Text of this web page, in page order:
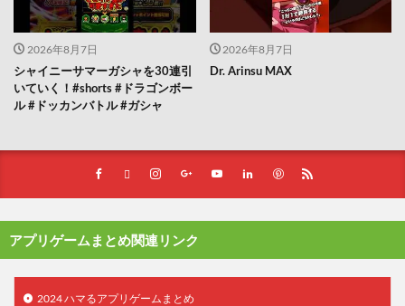
2026年8月7日
シャイニーサマーガシャを30連引
いていく！#shorts #ドラゴンボー
ル #ドッカンバトル #ガシャ
2026年8月7日
Dr. Arinsu MAX
アプリゲームまとめ関連リンク
2024 ハマるアプリゲームまとめ